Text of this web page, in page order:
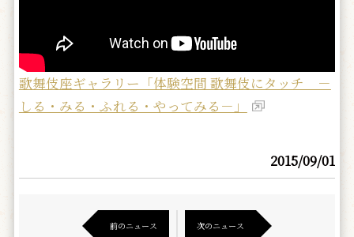
歌舞伎座ギャラリー「体験空間 歌舞伎にタッチ －
しる・みる・ふれる・やってみる－」
2015/09/01
前のニュース 次のニュース